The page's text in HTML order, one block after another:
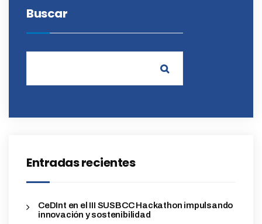
Buscar
Entradas recientes
CeDInt en el III SUSBCC Hackathon impulsando
innovación y sostenibilidad